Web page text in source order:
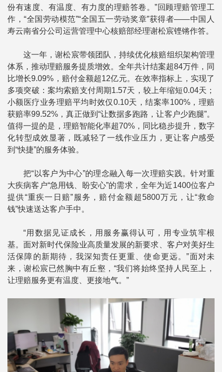
份有速度、有温度、有力度的理赔答卷。”回顾理赔管理工
作，“全国劳动模范”“全国五一劳动奖章”获得者——中国人
寿云南省分公司运营管理中心核赔部经理谢松宸铿锵作答。
这一年，谢松宸带领团队，持续优化核赔组织架构管理
体系，推动理赔服务提质增效。全年共计结案超84万件，同
比增长9.09%，赔付金额超12亿元。在效率指标上，实现了
多项突破：案均索赔支付周期1.57天，较上年缩短0.04天；
小额医疗业务理赔平均时效仅0.10天，结案率100%，理赔
获赔率99.52%，真正做到“让数据多跑路，让客户少跑腿”。
值得一提的是，理赔智能化率超70%，同比稳步提升，数字
化转型成效显著，既减轻了一线作业压力，更让客户感受
到“快捷”的服务体验。
把“以客户为中心”的理念融入每一次理赔实践。针对重
大疾病客户“急用钱、盼安心”的需求，全年为近1400位客户
提供“重疾一日赔”服务，赔付金额超5800万元，让“救命
钱”快速送达客户手中。
“用数据见证成长，用服务赢得认可，用专业筑牢根
基。面对新时代保险业高质量发展的新要求、客户对美好生
活保障的新期待，我深知责任更重、使命更远。”面对未
来，谢松宸已然胸中有丘壑，“我们将始终坚持人民至上，
让理赔服务更有温度、更接地气。”